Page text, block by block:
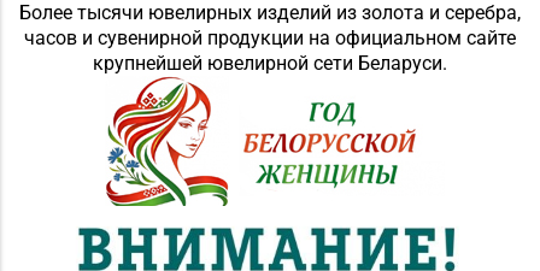
Более тысячи ювелирных изделий из золота и серебра,
часов и сувенирной продукции на официальном сайте
крупнейшей ювелирной сети Беларуси.